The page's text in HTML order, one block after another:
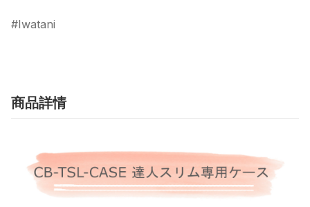
Iwatani
商品詳情